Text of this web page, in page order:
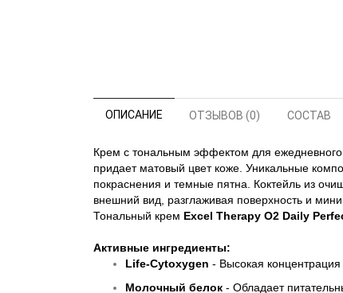
ОПИСАНИЕ ОТЗЫВОВ (0) СОСТАВ
Крем с тональным эффектом для ежедневного
придает матовый цвет коже. Уникальные
покраснения и темные пятна. Коктейль из
внешний вид, разглаживая поверхность и
Тональный крем Excel Therapy O2 Daily
Активные ингредиенты:
Life-Cytoxygen - Высокая концентрация
Молочный белок - Обладает